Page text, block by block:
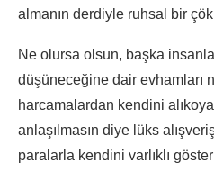
almanın derdiyle ruhsal bir
Ne olursa olsun, başka
düşüneceğine dair evhamları
harcamalardan kendini
anlaşılmasın diye lüks
paralarla kendini varlıklı